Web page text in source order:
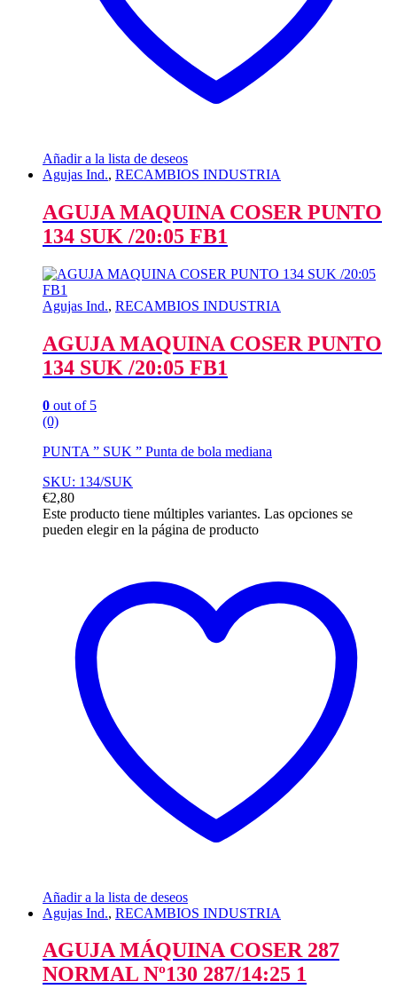
Añadir a la lista de deseos
Agujas Ind., RECAMBIOS INDUSTRIA
AGUJA MAQUINA COSER PUNTO
134 SUK /20:05 FB1
Agujas Ind., RECAMBIOS INDUSTRIA
AGUJA MAQUINA COSER PUNTO
134 SUK /20:05 FB1
0 out of 5
(0)
PUNTA ” SUK ” Punta de bola mediana
SKU: 134/SUK
€2,80
Este producto tiene múltiples variantes. Las opciones se
pueden elegir en la página de producto
Añadir a la lista de deseos
Agujas Ind., RECAMBIOS INDUSTRIA
AGUJA MÁQUINA COSER 287
NORMAL Nº130 287/14:25 1